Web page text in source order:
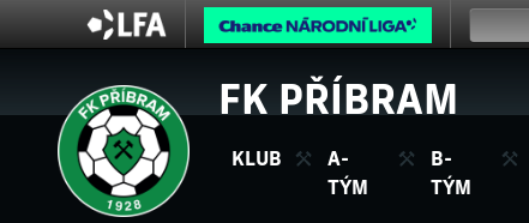
FK PŘÍBRAM
KLUB
A-
TÝM
B-
TÝM